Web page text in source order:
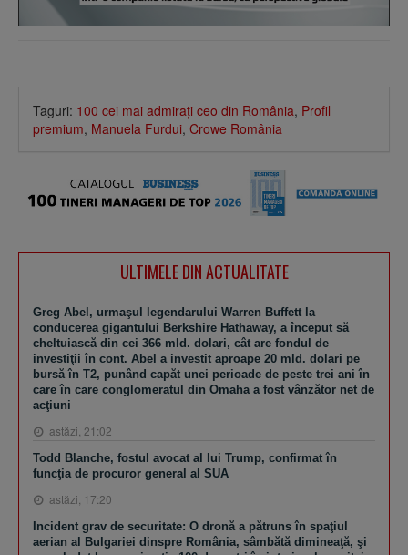
Taguri: 100 cei mai admiraţi ceo din România, Profil
premium, Manuela Furdui, Crowe România
ULTIMELE DIN ACTUALITATE
Greg Abel, urmaşul legendarului Warren Buffett la
conducerea gigantului Berkshire Hathaway, a început să
cheltuiască din cei 366 mld. dolari, cât are fondul de
investiţii în cont. Abel a investit aproape 20 mld. dolari pe
bursă în T2, punând capăt unei perioade de peste trei ani în
care în care conglomeratul din Omaha a fost vânzător net de
acţiuni
astăzi, 21:02
Todd Blanche, fostul avocat al lui Trump, confirmat în
funcţia de procuror general al SUA
astăzi, 17:20
Incident grav de securitate: O dronă a pătruns în spaţiul
aerian al Bulgariei dinspre România, sâmbătă dimineaţă, şi